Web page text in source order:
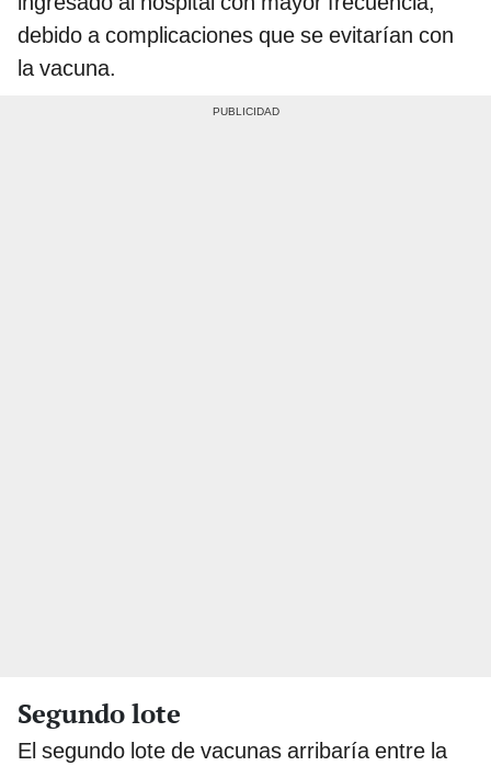
debido a complicaciones que se evitarían con
la vacuna.
Segundo lote
El segundo lote de vacunas arribaría entre la